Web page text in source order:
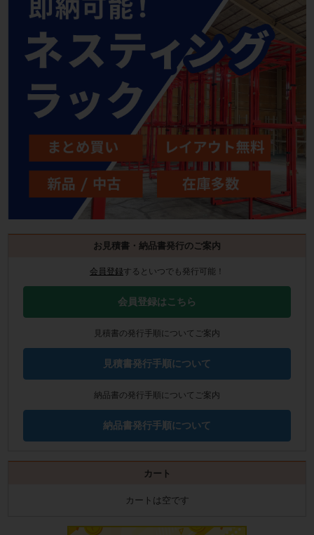
お見積書・納品書発行のご案内
会員登録するといつでも発行可能！
会員登録はこちら
見積書の発行手順についてご案内
見積書発行手順について
納品書の発行手順についてご案内
納品書発行手順について
カート
カートは空です